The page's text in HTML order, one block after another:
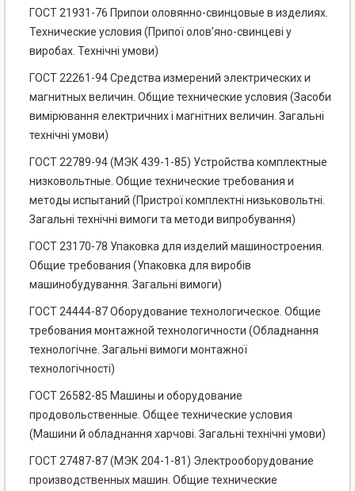
ГОСТ 21931-76 Припои оловянно-свинцовые в изделиях.
Технические условия (Припої олов’яно-свинцеві у
виробах. Технічні умови)
ГОСТ 22261-94 Средства измерений электрических и
магнитных величин. Общие технические условия (Засоби
вимірювання електричних і магнітних величин. Загальні
технічні умови)
ГОСТ 22789-94 (МЭК 439-1-85) Устройства комплектные
низковольтные. Общие технические требования и
методы испытаний (Пристрої комплектні низьковольтні.
Загальні технічні вимоги та методи випробування)
ГОСТ 23170-78 Упаковка для изделий машиностроения.
Общие требования (Упаковка для виробів
машинобудування. Загальні вимоги)
ГОСТ 24444-87 Оборудование технологическое. Общие
требования монтажной технологичности (Обладнання
технологічне. Загальні вимоги монтажної
технологічності)
ГОСТ 26582-85 Машины и оборудование
продовольственные. Общее технические условия
(Машини й обладнання харчові. Загальні технічні умови)
ГОСТ 27487-87 (МЭК 204-1-81) Электрооборудование
производственных машин. Общие технические